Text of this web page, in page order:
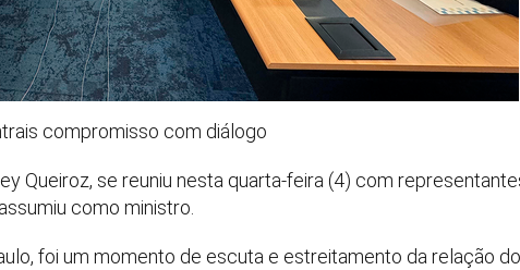
compromisso com diálogo
Queiroz, se reuniu nesta quarta-feira (4) com
como ministro.
foi um momento de escuta e estreitamento da relação